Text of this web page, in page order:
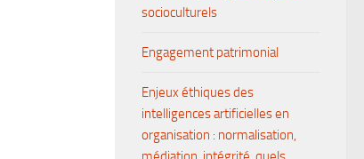
socioculturels
Engagement patrimonial
Enjeux éthiques des
intelligences artificielles en
organisation : normalisation,